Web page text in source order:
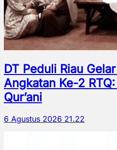
DT Peduli Riau
Angkatan Ke-2
Qur’ani
6 Agustus 2026 21.22